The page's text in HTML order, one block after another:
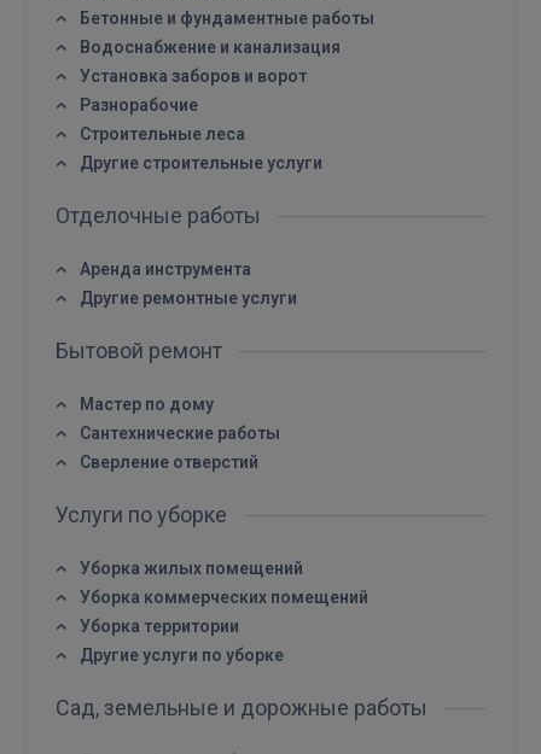
Бетонные и фундаментные работы
Водоснабжение и канализация
Установка заборов и ворот
Разнорабочие
Строительные леса
Другие строительные услуги
Отделочные работы
Аренда инструмента
Другие ремонтные услуги
Бытовой ремонт
Мастер по дому
Сантехнические работы
Сверление отверстий
Услуги по уборке
Уборка жилых помещений
Уборка коммерческих помещений
Уборка территории
Другие услуги по уборке
Сад, земельные и дорожные работы